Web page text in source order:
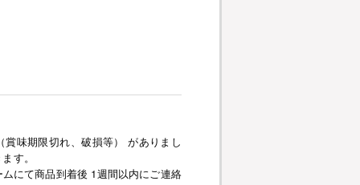
味期限切れ、破損等） がありまし
す。
にて商品到着後 1週間以内にご連絡